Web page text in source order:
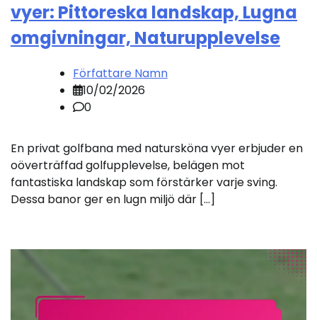
vyer: Pittoreska landskap, Lugna
omgivningar, Naturupplevelse
Författare Namn
10/02/2026
0
En privat golfbana med natursköna vyer erbjuder en
oöverträffad golfupplevelse, belägen mot
fantastiska landskap som förstärker varje sving.
Dessa banor ger en lugn miljö där […]